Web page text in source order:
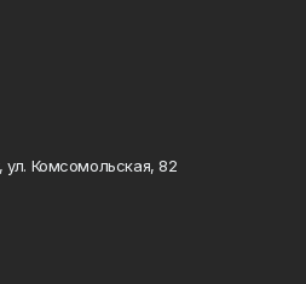
ул. Комсомольская, 82